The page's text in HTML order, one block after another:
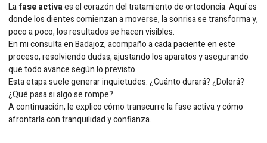
Lafase activaes el corazón del tratamiento de ortodoncia. Aquí es
donde los dientes comienzan a moverse, la sonrisa se transforma y,
poco a poco, los resultados se hacen visibles.
En mi consulta en Badajoz, acompaño a cada paciente en este
proceso, resolviendo dudas, ajustando los aparatos y asegurando
que todo avance según lo previsto.
Esta etapa suele generar inquietudes: ¿Cuánto durará? ¿Dolerá?
¿Qué pasa si algo se rompe?
A continuación, le explico cómo transcurre la fase activa y cómo
afrontarla con tranquilidad y confianza.